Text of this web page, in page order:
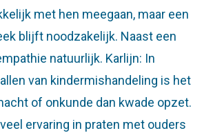
met hen meegaan, maar een
blijft noodzakelijk. Naast een
natuurlijk. Karlijn: In
van kindermishandeling is het
of onkunde dan kwade opzet.
ervaring in praten met ouders